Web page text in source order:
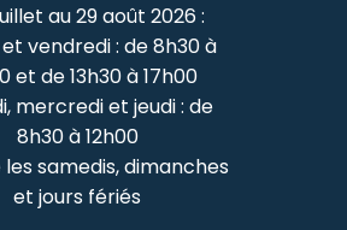
au 29 août 2026 :
et vendredi : de 8h30 à
et de 13h30 à 17h00
mercredi et jeudi : de
8h30 à 12h00
les samedis, dimanches
et jours fériés